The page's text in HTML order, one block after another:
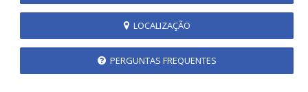
LOCALIZAÇÃO
PERGUNTAS FREQUENTES